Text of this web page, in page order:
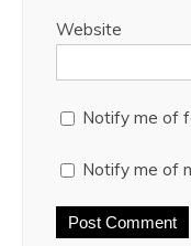
Website
Notify me of
Notify me of